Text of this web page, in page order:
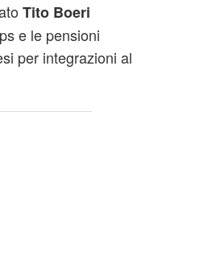
Tito Boeri
e le pensioni
per integrazioni al